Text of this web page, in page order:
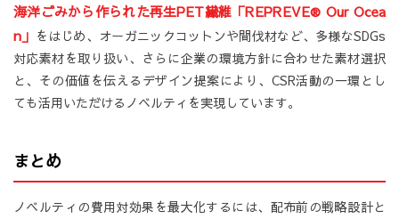
海洋ごみから作られた再生PET繊維「REPREVE® Our Ocea
n」 をはじめ、オーガニックコットンや間伐材など、多様なSDGs
対応素材を取り扱い、さらに企業の環境方針に合わせた素材選択
と、その価値を伝えるデザイン提案により、CSR活動の一環とし
ても活用いただけるノベルティを実現しています。
まとめ
ノベルティの費用対効果を最大化するには、配布前の戦略設計と